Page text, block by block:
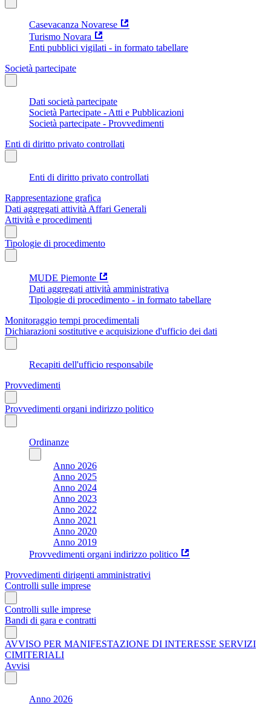
Casevacanza Novarese
Turismo Novara
Enti pubblici vigilati - in formato tabellare
Società partecipate
Dati società partecipate
Società Partecipate - Atti e Pubblicazioni
Società partecipate - Provvedimenti
Enti di diritto privato controllati
Enti di diritto privato controllati
Rappresentazione grafica
Dati aggregati attività Affari Generali
Attività e procedimenti
Tipologie di procedimento
MUDE Piemonte
Dati aggregati attività amministrativa
Tipologie di procedimento - in formato tabellare
Monitoraggio tempi procedimentali
Dichiarazioni sostitutive e acquisizione d'ufficio dei dati
Recapiti dell'ufficio responsabile
Provvedimenti
Provvedimenti organi indirizzo politico
Ordinanze
Anno 2026
Anno 2025
Anno 2024
Anno 2023
Anno 2022
Anno 2021
Anno 2020
Anno 2019
Provvedimenti organi indirizzo politico
Provvedimenti dirigenti amministrativi
Controlli sulle imprese
Controlli sulle imprese
Bandi di gara e contratti
AVVISO PER MANIFESTAZIONE DI INTERESSE SERVIZI
CIMITERIALI
Avvisi
Anno 2026